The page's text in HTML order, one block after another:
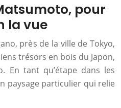
pour
la vue
près de la ville de Tokyo,
trésors en bois du Japon,
En tant qu’étape dans les
paysage particulier qui relie